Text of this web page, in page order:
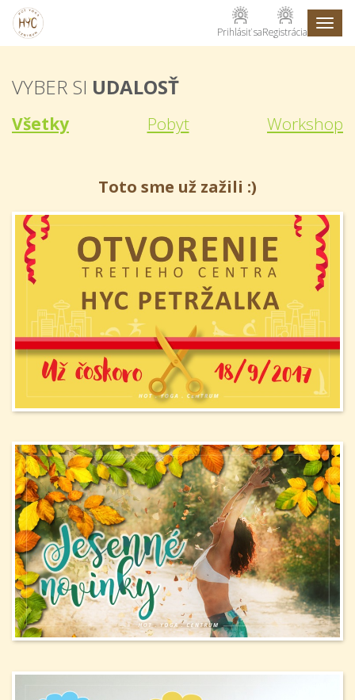
Prihlásiť saRegistrácia
VYBER SI UDALOSŤ
Všetky Pobyt Workshop
Toto sme už zažili :)